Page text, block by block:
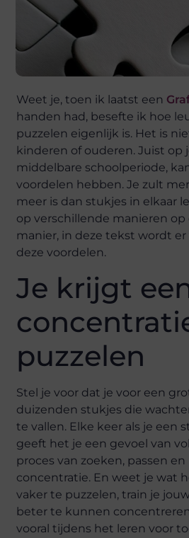
Weet je, toen ik laatst een
handen had, besefte ik hoe
puzzelen eigenlijk is. Het is
kinderen of ouderen. Juist op
middelbare schoolperiode,
voordelen hebben. Je zult
meer is dan stukjes in elkaar
op verschillende manieren op
manier, in deze tekst wordt
deze voordelen.
Je krijgt
puzzelen
Stel je voor dat je voor een
duizenden stukjes die
te vallen. Elke keer als je een
geeft het je een gevoel van
proces van zoeken, passen
concentratie. En weet je wat
vaker te puzzelen, train je
beter te kunnen
vooral tijdens het leren voor